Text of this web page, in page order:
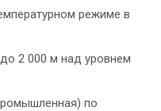
режиме в
2 000 м над уровнем
по